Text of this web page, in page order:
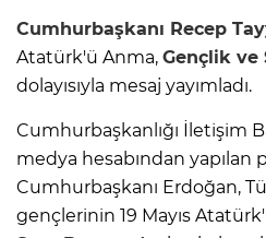
Cumhurbaşkanı Recep
Atatürk'ü Anma, Gençlik ve
dolayısıyla mesaj yayımladı.
Cumhurbaşkanlığı İletişim
medya hesabından yapılan
Cumhurbaşkanı Erdoğan,
gençlerinin 19 Mayıs